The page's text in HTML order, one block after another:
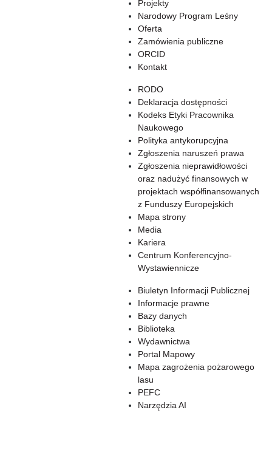
Projekty
Narodowy Program Leśny
Oferta
Zamówienia publiczne
ORCID
Kontakt
RODO
Deklaracja dostępności
Kodeks Etyki Pracownika
Naukowego
Polityka antykorupcyjna
Zgłoszenia naruszeń prawa
Zgłoszenia nieprawidłowości
oraz nadużyć finansowych w
projektach współfinansowanych
z Funduszy Europejskich
Mapa strony
Media
Kariera
Centrum Konferencyjno-
Wystawiennicze
Biuletyn Informacji Publicznej
Informacje prawne
Bazy danych
Biblioteka
Wydawnictwa
Portal Mapowy
Mapa zagrożenia pożarowego
lasu
PEFC
Narzędzia AI